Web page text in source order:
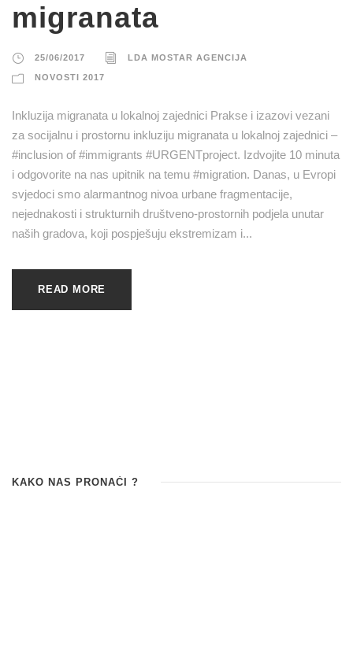
migranata
25/06/2017 LDA MOSTAR AGENCIJA
NOVOSTI 2017
Inkluzija migranata u lokalnoj zajednici Prakse i izazovi vezani
za socijalnu i prostornu inkluziju migranata u lokalnoj zajednici –
#inclusion of #immigrants #URGENTproject. Izdvojite 10 minuta
i odgovorite na nas upitnik na temu #migration. Danas, u Evropi
svjedoci smo alarmantnog nivoa urbane fragmentacije,
nejednakosti i strukturnih društveno-prostornih podjela unutar
naših gradova, koji pospješuju ekstremizam i...
READ MORE
KAKO NAS PRONAĆI ?